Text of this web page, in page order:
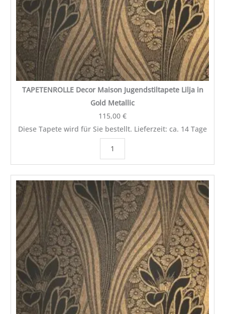
TAPETENROLLE Decor Maison Jugendstiltapete Lilja in
Gold Metallic
115,00 €
Diese Tapete wird für Sie bestellt. Lieferzeit: ca. 14 Tage
MUSTERSTÜCK
Decor
Maison
Jugendstiltapete
Lilja
in
Gold
Metallic
Menge